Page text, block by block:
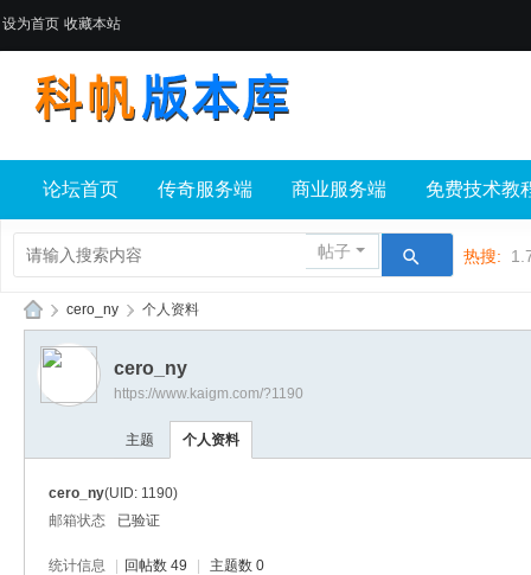
设为首页 收藏本站
论坛首页 传奇服务端 商业服务端 免费技术教
帖子 热搜:
科
› cero_ny › 个人资料
cero_ny
https://www.kaigm.com/?1190
主题 个人资料
cero_ny(UID: 1190)
邮箱状态
已验证
统计信息 回帖数 49 主题数 0